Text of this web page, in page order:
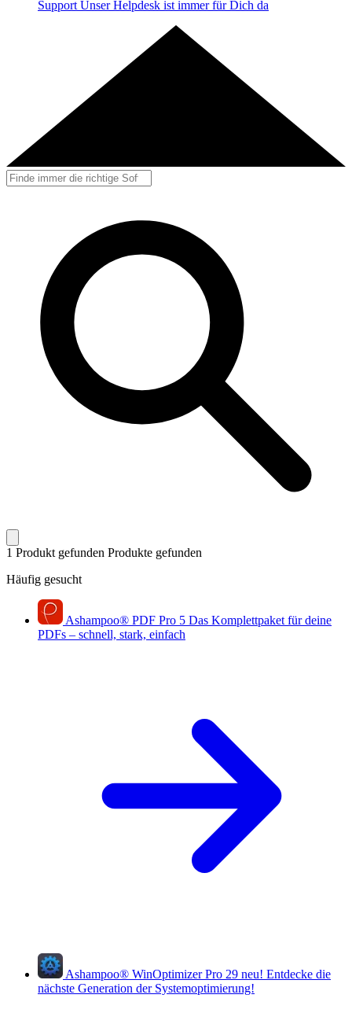
Support Unser Helpdesk ist immer für Dich da
1 Produkt gefunden Produkte gefunden
Häufig gesucht
Ashampoo® PDF Pro 5 Das Komplettpaket für deine
PDFs – schnell, stark, einfach
Ashampoo® WinOptimizer Pro 29 neu! Entdecke die
nächste Generation der Systemoptimierung!